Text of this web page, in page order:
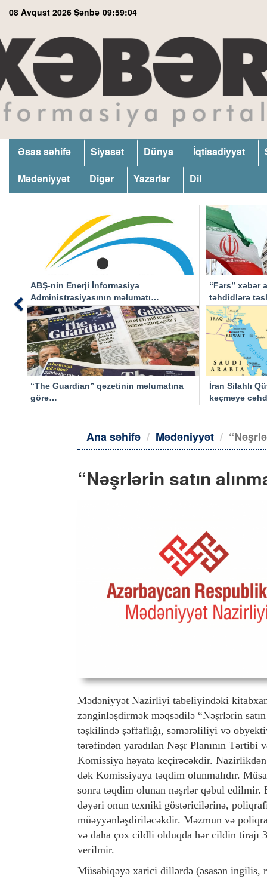
08 Avqust 2026 Şənbə 09:59:05
Əsas səhifə Siyasət Dünya İqtisadiyyat
Mədəniyyət
Digər Yazarlar Dil
ABŞ-nin Enerji İnformasiya
Administrasiyasının məlumatı
əsasında…
“Fars” xəbər
təhdidlərə
“The Guardian” qəzetinin məlumatına
görə…
İran Silahlı
keçməyə
Previous
Ana səhifə Mədəniyyət
“Nəşrlərin satın
Mədəniyyət Nazirliyi tabeliyindəki
zənginləşdirmək məqsədilə “Nəşrlərin
təşkilində şəffaflığı, səmərəliliyi və
tərəfindən yaradılan Nəşr Planının Tərtibi
Komissiya həyata keçirəcəkdir.
dək Komissiyaya təqdim olunmalıdır.
sonra təqdim olunan nəşrlər qəbul edilmir.
dəyəri onun texniki göstəricilərinə,
müəyyənləşdiriləcəkdir. Məzmun və
və daha çox cildli olduqda hər cildin tirajı
verilmir.
Müsabiqəyə xarici dillərdə (əsasən ingilis,